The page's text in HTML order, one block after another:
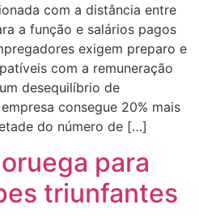
com a distância entre
a função e salários pagos
exigem preparo e
com a remuneração
desequilíbrio de
consegue 20% mais
do número de […]
para
triunfantes